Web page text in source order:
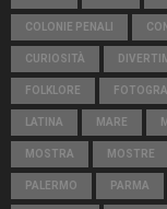
COLONIE PENALI
CURIOSITÀ
FOLKLORE
LATINA MARE
MOSTRA MOSTRE
PALERMO PARMA